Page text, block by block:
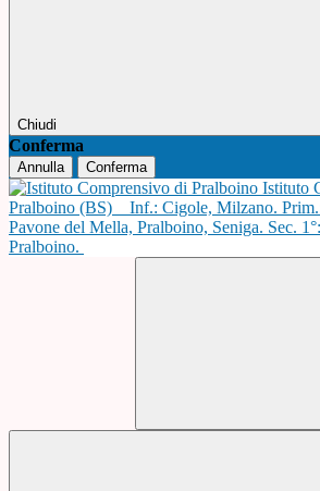
Chiudi
Conferma
Annulla Conferma
Istituto
Pralboino (BS)
Inf.: Cigole, Milzano.
Pavone del Mella, Pralboino, Seniga. Sec.
Pralboino.